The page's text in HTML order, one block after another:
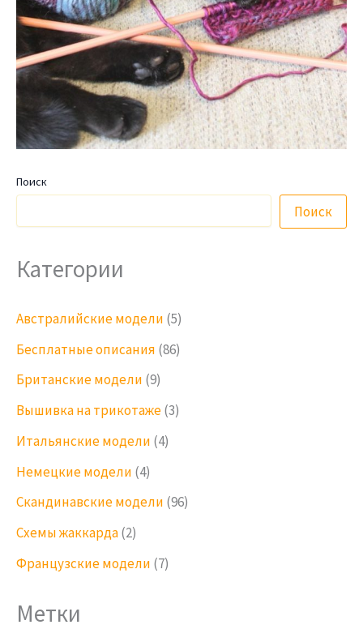
Поиск
Поиск
Категории
Австралийские модели (5)
Бесплатные описания (86)
Британские модели (9)
Вышивка на трикотаже(3)
Итальянские модели (4)
Немецкие модели (4)
Скандинавские модели (96)
Схемы жаккарда(2)
Французские модели (7)
Метки